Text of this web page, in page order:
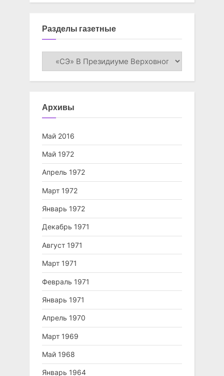
Разделы газетные
Разделы
Архивы
Май 2016
Май 1972
Апрель 1972
Март 1972
Январь 1972
Декабрь 1971
Август 1971
Март 1971
Февраль 1971
Январь 1971
Апрель 1970
Март 1969
Май 1968
Январь 1964